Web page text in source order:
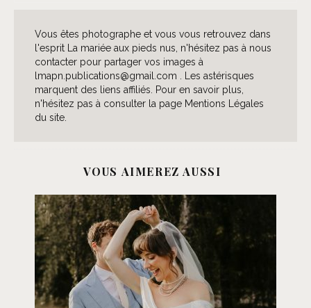
Vous êtes photographe et vous vous retrouvez dans
l'esprit La mariée aux pieds nus, n'hésitez pas à nous
contacter pour partager vos images à
lmapn.publications@gmail.com . Les astérisques
marquent des liens affiliés. Pour en savoir plus,
n'hésitez pas à consulter la page Mentions Légales
du site.
VOUS AIMEREZ AUSSI